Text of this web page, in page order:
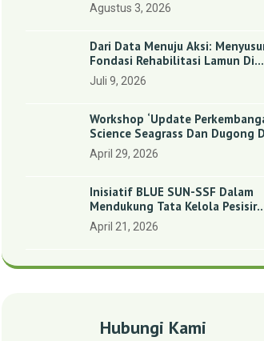
Agustus 3, 2026
Dari Data Menuju Aksi:
Fondasi Rehabilitasi Lamun Di
Benan Dan Sebong Lagoi,
Kepulauan Riau
Juli 9, 2026
Workshop ‘Update
Science Seagrass Dan Dugong
Indonesia’: Perkuat Dasar Ilmiah
Dan Kolaborasi Konservasi
April 29, 2026
Inisiatif BLUE SUN-SSF Dalam
Mendukung Tata Kelola Pesisir
Melalui Pemetaan Partisipatif Di
Enam Desa Kepulauan Riau
April 21, 2026
Hubungi Kami